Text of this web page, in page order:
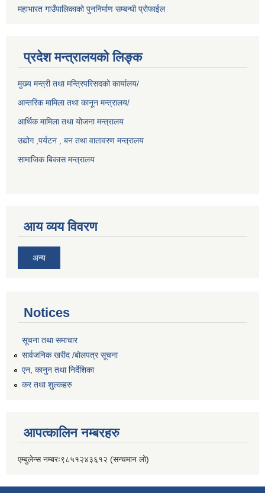
महाभारत गाउँपालिकाको पुननिर्माण सम्बन्धी प्रोफाईल
प्रदेश मन्त्रालयको लिङ्क
मुख्य मन्त्री तथा मन्त्रिपरिसदको कार्यालय/
आन्तरिक मामिला तथा कानून मन्त्रालय/
आर्थिक मामिला तथा योजना मन्त्रालय
उद्योग ,पर्यटन , बन तथा वातावरण मन्त्रालय
सामाजिक बिकास मन्त्रालय
आय व्यय विवरण
अन्य
Notices
सूचना तथा समाचार
सार्वजनिक खरीद /बोलपत्र सूचना
एन, कानुन तथा निर्देशिका
कर तथा शुल्कहरु
आपत्कालिन नम्बरहरु
एम्बुलेन्स नम्बरः९८५१२४३६१२ (सन्चमान लो)